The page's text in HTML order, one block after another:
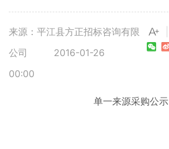
来源：平江县方正招标咨询有限
公司
2016-01-26
00:00
单一来源采购公示